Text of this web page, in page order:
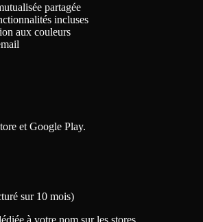
partagée
incluses
aux couleurs
et Google Play.
sur 10 mois)
à votre nom sur les stores